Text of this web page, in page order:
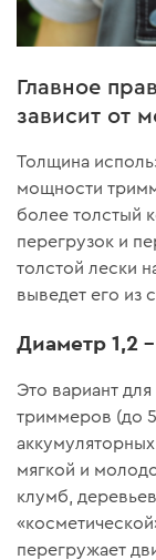
Главное
зависит от
Толщина
мощности
более толстый
перегрузок и
толстой лески
выведет его из
Диаметр 1,2
Это вариант
триммеров (до
мягкой и
клумб,
перегружает